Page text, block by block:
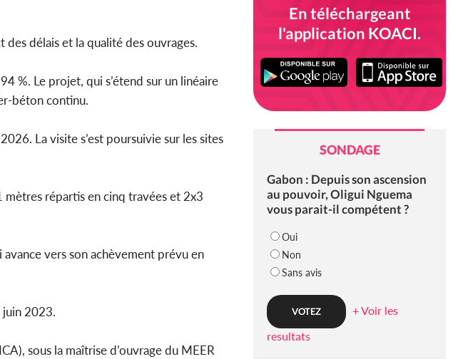
des délais et la qualité des ouvrages.
%. Le projet, qui s’étend sur un linéaire
béton continu.
La visite s’est poursuivie sur les sites
répartis en cinq travées et 2x3
vers son achèvement prévu en
juin 2023.
sous la maîtrise d’ouvrage du MEER
En téléchargeant
l'application KOACI.
SONDAGE
Gabon : Depuis son ascension
au pouvoir, Oligui Nguema
vous parait-il compétent ?
Oui
Non
Sans avis
+ Voir les
resultats